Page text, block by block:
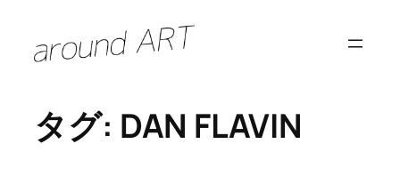
タグ: DAN FLAVIN